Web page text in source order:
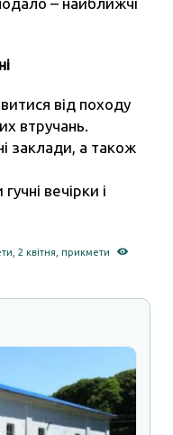
від походу
втручань.
заклади, а також
вечірки і
,2 квітня ,прикмети